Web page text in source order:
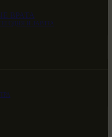
ВРАТА
И ЗАВТРА